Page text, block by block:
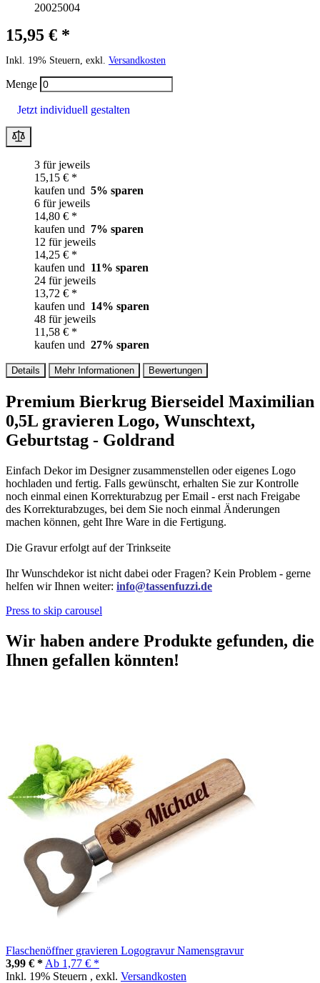
20025004
15,95 € *
Inkl. 19% Steuern, exkl. Versandkosten
Menge
Jetzt individuell gestalten
3 für jeweils
15,15 € *
kaufen und 5% sparen
6 für jeweils
14,80 € *
kaufen und 7% sparen
12 für jeweils
14,25 € *
kaufen und 11% sparen
24 für jeweils
13,72 € *
kaufen und 14% sparen
48 für jeweils
11,58 € *
kaufen und 27% sparen
Details Mehr Informationen Bewertungen
Premium Bierkrug Bierseidel Maximilian
0,5L gravieren Logo, Wunschtext,
Geburtstag - Goldrand
Einfach Dekor im Designer zusammenstellen oder eigenes Logo
hochladen und fertig. Falls gewünscht, erhalten Sie zur Kontrolle
noch einmal einen Korrekturabzug per Email - erst nach Freigabe
des Korrekturabzuges, bei dem Sie noch einmal Änderungen
machen können, geht Ihre Ware in die Fertigung.
Die Gravur erfolgt auf der Trinkseite
Ihr Wunschdekor ist nicht dabei oder Fragen? Kein Problem - gerne
helfen wir Ihnen weiter: info@tassenfuzzi.de
Press to skip carousel
Wir haben andere Produkte gefunden, die
Ihnen gefallen könnten!
Flaschenöffner gravieren Logogravur Namensgravur
3,99 € * Ab 1,77 € *
Inkl. 19% Steuern , exkl. Versandkosten